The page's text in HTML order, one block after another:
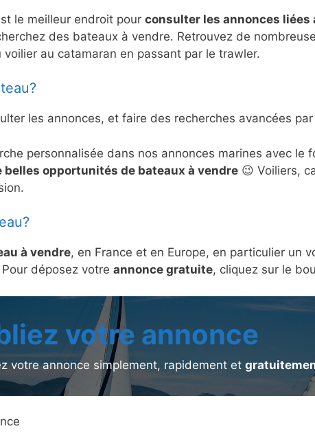
le meilleur endroit pour consulter les annonces liées
des bateaux à vendre. Retrouvez de nombreuse
voilier au catamaran en passant par le trawler.
les annonces, et faire des recherches avancées
personnalisée dans nos annonces marines avec le
belles opportunités de bateaux à vendre 😉 Voiliers,
à vendre, en France et en Europe, en particulier un
déposez votre annonce gratuite, cliquez sur le
votre annonce
votre annonce simplement, rapidement et